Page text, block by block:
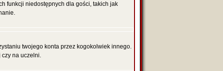
funkcji niedostępnych dla gości, takich jak
twojego konta przez kogokolwiek innego.
czy na uczelni.